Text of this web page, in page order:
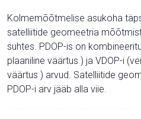
Kolmemõõtmelise asukoha
satelliitide geomeetria
suhtes. PDOP-is on
plaaniline väärtus ) ja VDOP-i
väärtus ) arvud. Satelliitide
PDOP-i arv jääb alla viie.